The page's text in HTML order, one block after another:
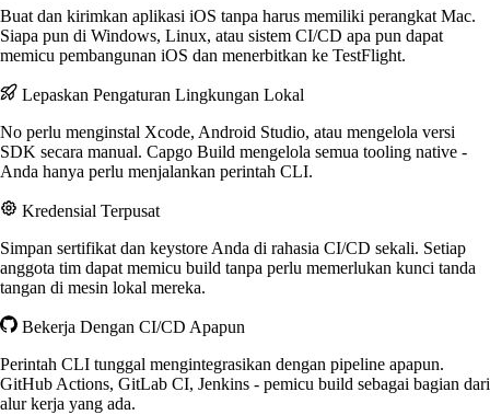
Buat dan kirimkan aplikasi iOS tanpa harus memiliki perangkat Mac.
Siapa pun di Windows, Linux, atau sistem CI/CD apa pun dapat
memicu pembangunan iOS dan menerbitkan ke TestFlight.
Lepaskan Pengaturan Lingkungan Lokal
No perlu menginstal Xcode, Android Studio, atau mengelola versi
SDK secara manual. Capgo Build mengelola semua tooling native -
Anda hanya perlu menjalankan perintah CLI.
Kredensial Terpusat
Simpan sertifikat dan keystore Anda di rahasia CI/CD sekali. Setiap
anggota tim dapat memicu build tanpa perlu memerlukan kunci tanda
tangan di mesin lokal mereka.
Bekerja Dengan CI/CD Apapun
Perintah CLI tunggal mengintegrasikan dengan pipeline apapun.
GitHub Actions, GitLab CI, Jenkins - pemicu build sebagai bagian dari
alur kerja yang ada.